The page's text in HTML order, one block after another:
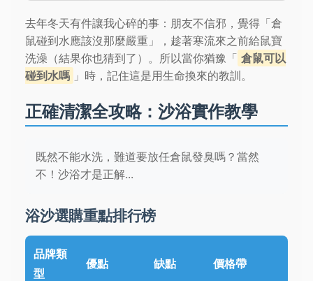
去年冬天有件讓我心碎的事：朋友不信邪，覺得「倉
鼠碰到水應該沒那麼嚴重」，趁著寒流來之前給鼠寶
洗澡（結果你也猜到了）。所以當你猶豫「 倉鼠可以
碰到水嗎 」時，記住這是用生命換來的教訓。
正確清潔全攻略：沙浴實作教學
既然不能水洗，難道要放任倉鼠發臭嗎？當然
不！沙浴才是正解...
浴沙選購重點排行榜
品牌類
型
優點 缺點 價格帶